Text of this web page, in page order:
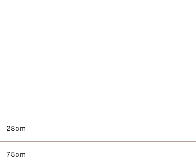
28cm
75cm